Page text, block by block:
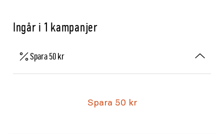
Ingår i 1 kampanjer
Spara 50 kr
Spara 50 kr